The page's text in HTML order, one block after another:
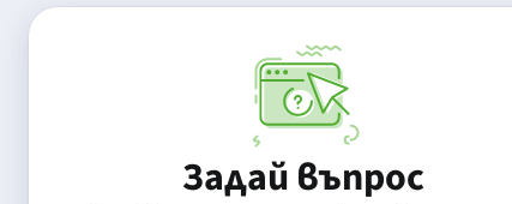
Задай въпрос